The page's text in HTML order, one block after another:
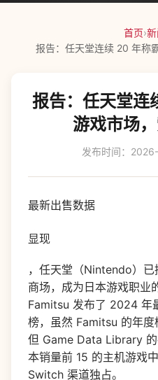
首页›
报告：任天堂连续 20 年称
报告：任天堂连
游戏市场
发布时间：
最新出售数据
显现
，任天堂（Nintendo）
商场，成为日本游戏职业
Famitsu 发布了 2024 年
榜，虽然 Famitsu 的年度
但 Game Data Library 的
本销量前 15 的主机游戏
Switch 渠道独占。